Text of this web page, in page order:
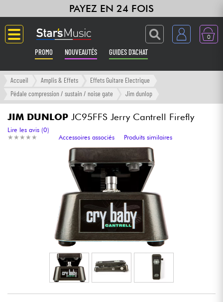
PAYEZ EN 24 FOIS
0
PROMO NOUVEAUTÉS GUIDES D'ACHAT
Langue
Amplis & Effets
Claviers & Pianos
Synthés & Sampleurs
Home Studio
Casques
Micros & HF
Accueil Amplis & Effets
Effets Guitare Electrique
Pédale compression / sustain / noise gate
Jim dunlop
JIM DUNLOP JC95FFS Jerry Cantrell Firefly
★ ★ ★ ★ ★
★ ★ ★ ★ ★
Lire les avis (0)
Accessoires associés
Produits similaires